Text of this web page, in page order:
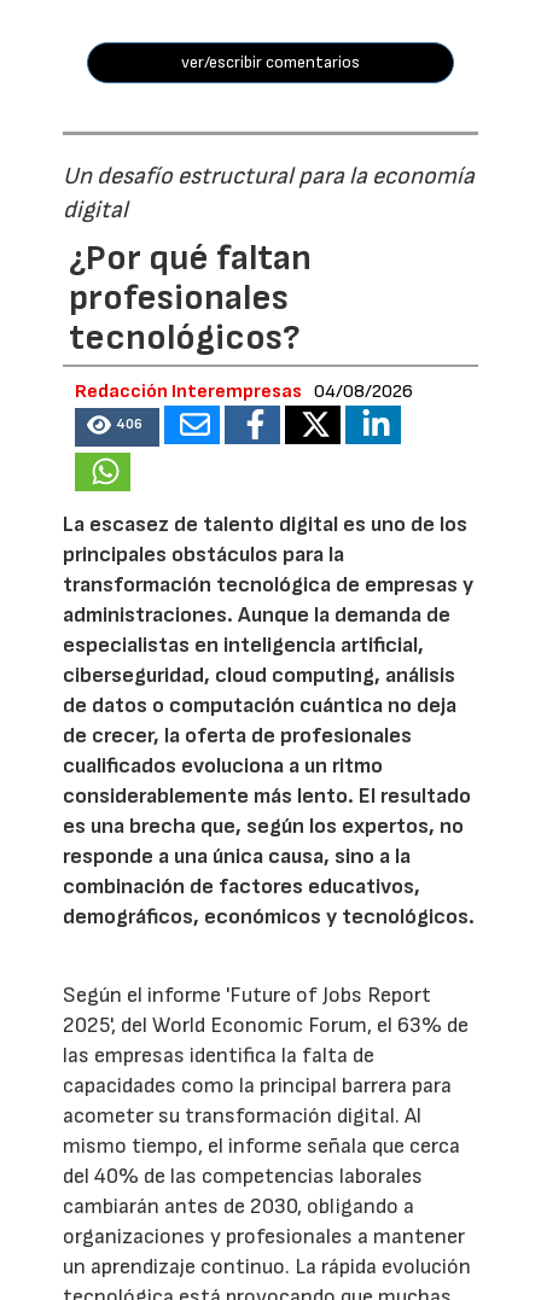
ver/escribir comentarios
Un desafío estructural para la economía
digital
¿Por qué faltan
profesionales
tecnológicos?
Redacción Interempresas 04/08/2026
406
La escasez de talento digital es uno de los
principales obstáculos para la
transformación tecnológica de empresas y
administraciones. Aunque la demanda de
especialistas en inteligencia artificial,
ciberseguridad, cloud computing, análisis
de datos o computación cuántica no deja
de crecer, la oferta de profesionales
cualificados evoluciona a un ritmo
considerablemente más lento. El resultado
es una brecha que, según los expertos, no
responde a una única causa, sino a la
combinación de factores educativos,
demográficos, económicos y tecnológicos.
Según el informe 'Future of Jobs Report
2025', del World Economic Forum, el 63% de
las empresas identifica la falta de
capacidades como la principal barrera para
acometer su transformación digital. Al
mismo tiempo, el informe señala que cerca
del 40% de las competencias laborales
cambiarán antes de 2030, obligando a
organizaciones y profesionales a mantener
un aprendizaje continuo. La rápida evolución